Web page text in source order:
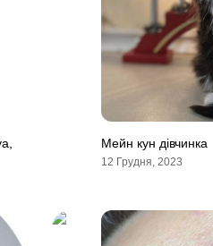
Мейн кун дівчинка
12 Грудня, 2023